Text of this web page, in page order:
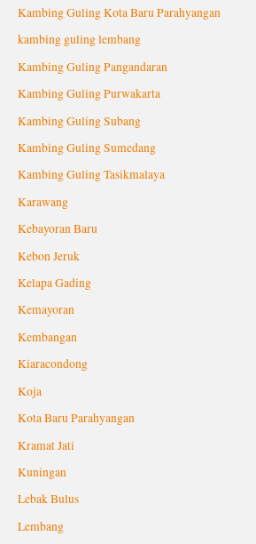
Kambing Guling Kota Baru Parahyangan
kambing guling lembang
Kambing Guling Pangandaran
Kambing Guling Purwakarta
Kambing Guling Subang
Kambing Guling Sumedang
Kambing Guling Tasikmalaya
Karawang
Kebayoran Baru
Kebon Jeruk
Kelapa Gading
Kemayoran
Kembangan
Kiaracondong
Koja
Kota Baru Parahyangan
Kramat Jati
Kuningan
Lebak Bulus
Lembang